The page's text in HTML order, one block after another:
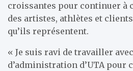
croissantes pour continuer à
des artistes, athlètes et
qu’ils représentent.
« Je suis ravi de travailler
d’administration d’UTA pour